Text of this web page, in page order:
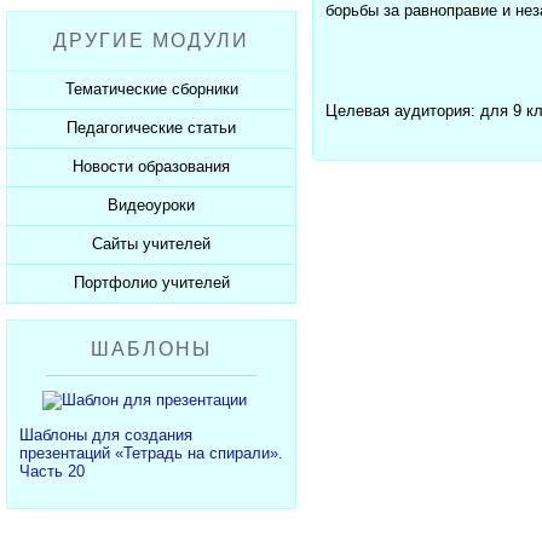
Пожарная безопасность
СанПиНы
Должностные обязанности
Планы, справки, протоколы
Презентации к Дню матери
Презентации к Новому году
Презентации к 23 февраля
Презентации к 8 марта
Презентации к Дню Победы
350 лет Петру I
Разработки учащихся
Софт для учителя
ДРУГИЕ МОДУЛИ
Тематические сборники
Сборники презентаций
Педагогические статьи
Каталог статей
Добавить статью
Новости образования
Новости образования
Видеоуроки
Видеоуроки ЕГЭ и ОГЭ
Сайты учителей
Каталог сайтов
Добавить сайт
Портфолио учителей
Каталог портфолио
Добавить портфолио
ШАБЛОНЫ
Шаблоны для создания
презентаций «Тетрадь на спирали».
Часть 20
борьбы за равноправие и
Целевая аудитория: для 9